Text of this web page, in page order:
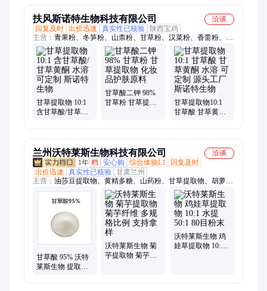
扶风斯诺特生物科技有限公司
洽谈
回复及时 出价迅速 真实性已核验 陕西宝鸡
主营： 青果粉、冬笋粉、山柰粉、甘草粉、汉菜粉、香薷粉、香
榧粉、连翘粉、栀子粉、薏仁粉、榧子粉、丁香粉、小麦粉、印
楝粉、菊花粉、蕨菜粉、地榆粉、糙苏粉、韭菜粉、黑麦粉、槐
花粉、枸杞粉、黑木耳、刀豆粉、沙棘粉
甘草提取物 10:1
含甘草酸/甘草黄
甘草酸二钾 98%
甘草粉 甘草提取
甘草提取物10:1
甘草酸 甘草黄酮
兰州沃特莱斯生物科技有限公司
洽谈
1年 档 安心购 综合体验L1
回复及时
出价迅速
真实性已核验 甘肃兰州
主营： 油莎豆提取物、黄精多糖、山药粉、甘草提取物、胡萝卜
提取物、人参提取物、百合提取物、绿豆提取物、蚕蛹蛋白粉、
蒲公英多糖、粉葛提取物、五指毛桃粉、覆盆子提取物、三七提
取物、绣球菌速溶粉、枸杞提取物、青苹果果粉、牛骨胶原蛋白
肽、葛根提取物、银杏叶提取物、胖大海浸膏粉、海参多肽、绞
股蓝浓缩粉、酸枣仁提取物、牛骨髓粉
甘草酸 95% 沃特
莱斯生物 提取物
沃特莱斯生物 菊
芋提取物 菊芋纤
沃特莱斯生物 鸡
娃草提取物 10:1